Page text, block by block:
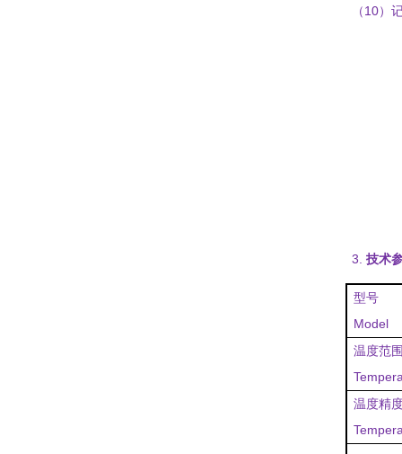
（ 10）
3. 技术
型号
Model
温度范
温度精